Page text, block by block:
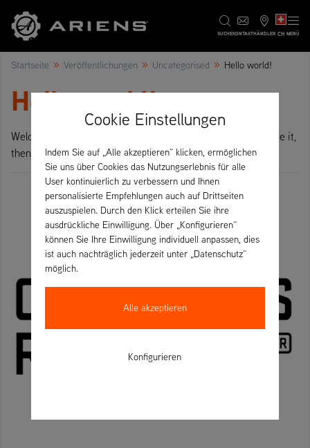
SUCHEKONTAKTHÄNDLER CH MENÜ
Startseite » Veröffentlichungen » Uncategorised » Hello world!
Hello world!
Welcome to WordPress. This is your first post. Edit or delete it,
then start writing!
Cookie Einstellungen
Indem Sie auf „Alle akzeptieren“ klicken, ermöglichen
Sie uns über Cookies das Nutzungserlebnis für alle
User kontinuierlich zu verbessern und Ihnen
personalisierte Empfehlungen auch auf Drittseiten
auszuspielen. Durch den Klick erteilen Sie ihre
ausdrückliche Einwilligung. Über „Konfigurieren“
können Sie Ihre Einwilligung individuell anpassen, dies
ist auch nachträglich jederzeit unter „Datenschutz“
möglich.
Alle akzeptieren
Konfigurieren